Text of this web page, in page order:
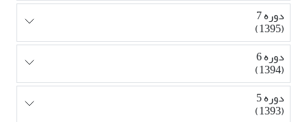
دوره 7
(1395)
دوره 6
(1394)
دوره 5
(1393)